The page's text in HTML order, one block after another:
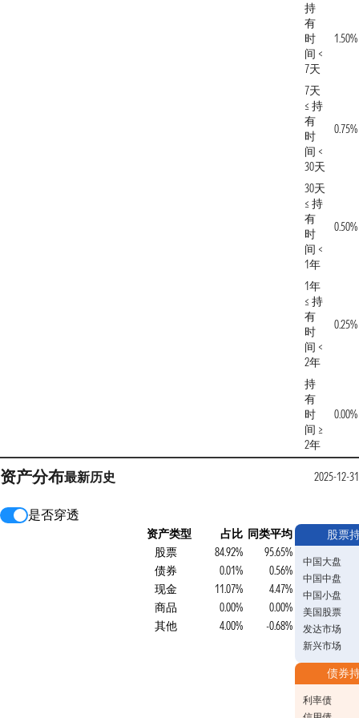
持
有
时
间 <
7天
1.50%
7天
≤ 持
有
时
间 <
30天
0.75%
30天
≤ 持
有
时
间 <
1年
0.50%
1年
≤ 持
有
时
间 <
2年
0.25%
持
有
时
间 ≥
2年
0.00%
资产分布最新历史 2025-12-31
是否穿透
资产类型 占比 同类平均
股票
84.92%
95.65%
债券
0.01%
0.56%
现金
11.07%
4.47%
商品
0.00%
0.00%
其他
4.00% -0.68%
股票
中国大盘
中国中盘
中国小盘
美国股票
发达市场
新兴市场
债券
利率债